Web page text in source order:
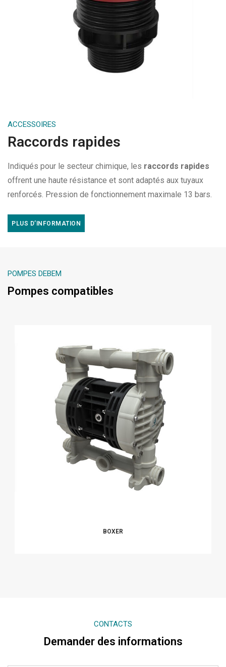
ACCESSOIRES
Raccords rapides
Indiqués pour le secteur chimique, les raccords rapides
offrent une haute résistance et sont adaptés aux tuyaux
renforcés. Pression de fonctionnement maximale 13 bars.
PLUS D’INFORMATION
POMPES DEBEM
Pompes compatibles
BOXER
CONTACTS
Demander des informations